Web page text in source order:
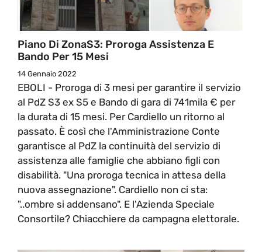
Piano Di ZonaS3: Proroga Assistenza E
Bando Per 15 Mesi
14 Gennaio 2022
EBOLI - Proroga di 3 mesi per garantire il servizio
al PdZ S3 ex S5 e Bando di gara di 741mila € per
la durata di 15 mesi. Per Cardiello un ritorno al
passato. È così che l'Amministrazione Conte
garantisce al PdZ la continuità del servizio di
assistenza alle famiglie che abbiano figli con
disabilità. "Una proroga tecnica in attesa della
nuova assegnazione". Cardiello non ci sta:
"..ombre si addensano". E l'Azienda Speciale
Consortile? Chiacchiere da campagna elettorale.